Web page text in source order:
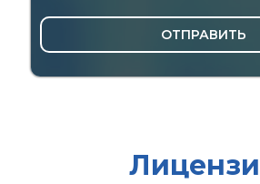
ОТПРАВИТЬ